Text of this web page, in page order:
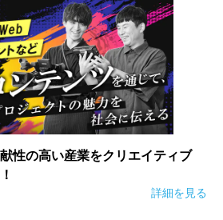
性の高い産業をクリエイティブ
詳細を見る